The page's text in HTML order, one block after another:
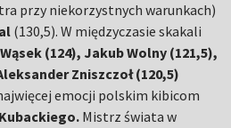
przy niekorzystnych warunkach)
(130,5). W międzyczasie skakali
Wąsek (124), Jakub Wolny (121,5),
Zniszczoł (120,5)
emocji polskim kibicom
Mistrz świata w